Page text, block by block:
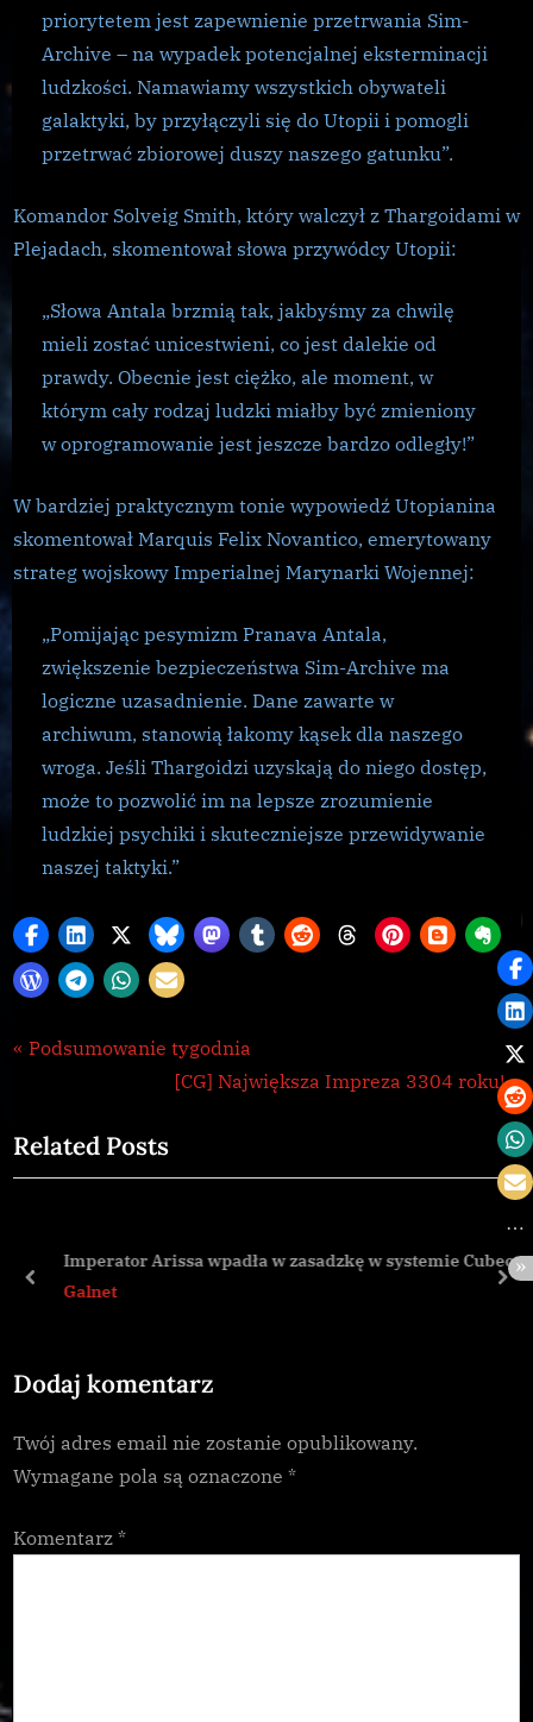
priorytetem jest zapewnienie przetrwania Sim-
Archive – na wypadek potencjalnej eksterminacji
ludzkości. Namawiamy wszystkich obywateli
galaktyki, by przyłączyli się do Utopii i pomogli
przetrwać zbiorowej duszy naszego gatunku”.
Komandor Solveig Smith, który walczył z Thargoidami w
Plejadach, skomentował słowa przywódcy Utopii:
„Słowa Antala ​​brzmią tak, jakbyśmy za chwilę
mieli zostać unicestwieni, co jest dalekie od
prawdy. Obecnie jest ciężko, ale moment, w
którym cały rodzaj ludzki miałby być zmieniony
w oprogramowanie jest jeszcze bardzo odległy!”
W bardziej praktycznym tonie wypowiedź Utopianina
skomentował Marquis Felix Novantico, emerytowany
strateg wojskowy Imperialnej Marynarki Wojennej:
„Pomijając pesymizm Pranava Antala,
zwiększenie bezpieczeństwa Sim-Archive ma
logiczne uzasadnienie. Dane zawarte w
archiwum, stanowią łakomy kąsek dla naszego
wroga. Jeśli Thargoidzi uzyskają do niego dostęp,
może to pozwolić im na lepsze zrozumienie
ludzkiej psychiki i skuteczniejsze przewidywanie
naszej taktyki.”
Galnet
Nawigacja
P
v
i
s
s
:
Podsumowanie tygodnia
N
t
[CG] Największa Impreza 3304 roku!
Related Posts
Imperator Arissa wpadła w zasadzkę w systemie Cubeo
Galnet
prev
Dodaj komentarz
Twój adres email nie zostanie opublikowany.
Wymagane pola są oznaczone *
Komentarz *